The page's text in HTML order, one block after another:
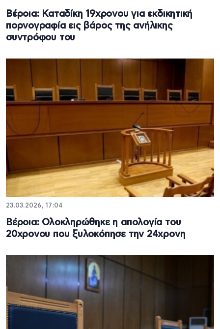
Βέροια: Καταδίκη 19χρονου για εκδικητική
πορνογραφία εις βάρος της ανήλικης
συντρόφου του
23.03.2026, 17:04
Βέροια: Ολοκληρώθηκε η απολογία του
20χρονου που ξυλοκόπησε την 24χρονη